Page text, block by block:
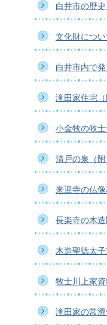
白井市の歴
文化財につい
白井市内で
滝田家住宅（
小金牧の牧士
清戸の泉（附
来迎寺の仏
長楽寺の木
木造聖徳太子
牧士川上家資
滝田家の常滑